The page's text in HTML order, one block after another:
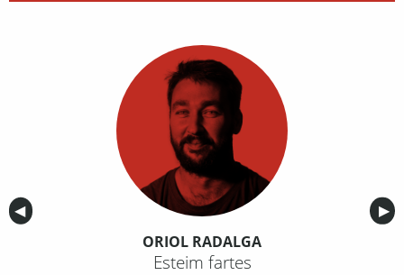
Anterior
◀︎ ▶︎
ORIOL RADALGA
Esteim fartes